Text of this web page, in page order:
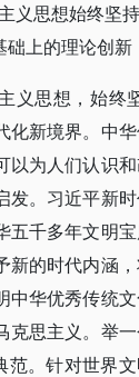
义思想始终坚
上的理论创新
义思想，始
新境界。中
为人们认识
。习近平新
千多年文明
的时代内涵
中华优秀传统
克思主义。举
范。针对世界